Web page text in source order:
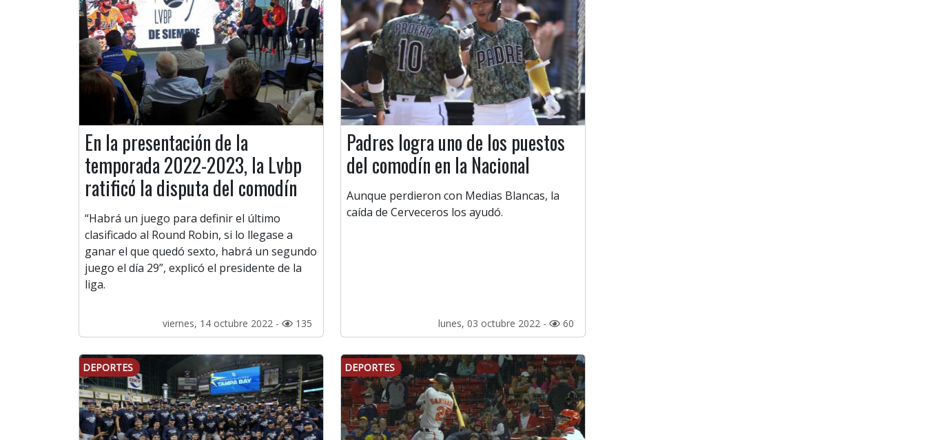
En la presentación de la
temporada 2022-2023, la Lvbp
ratificó la disputa del comodín
“Habrá un juego para definir el último
clasificado al Round Robin, si lo llegase a
ganar el que quedó sexto, habrá un segundo
juego el día 29”, explicó el presidente de la
liga.
viernes, 14 octubre 2022 - 135
Padres logra uno de los puestos
del comodín en la Nacional
Aunque perdieron con Medias Blancas, la
caída de Cerveceros los ayudó.
lunes, 03 octubre 2022 - 60
DEPORTES DEPORTES